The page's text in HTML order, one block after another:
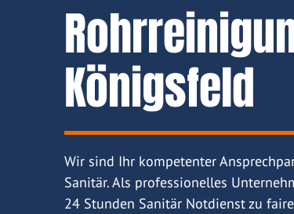
Königsfeld
Wir sind Ihr kompetenter
Sanitär. Als professionelles
24 Stunden Sanitär Notdienst zu